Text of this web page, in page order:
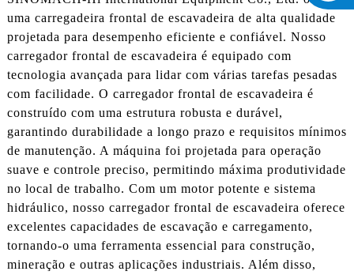
uma carregadeira frontal de escavadeira de alta qualidade
projetada para desempenho eficiente e confiável. Nosso
carregador frontal de escavadeira é equipado com
tecnologia avançada para lidar com várias tarefas pesadas
com facilidade. O carregador frontal de escavadeira é
construído com uma estrutura robusta e durável,
garantindo durabilidade a longo prazo e requisitos mínimos
de manutenção. A máquina foi projetada para operação
suave e controle preciso, permitindo máxima produtividade
no local de trabalho. Com um motor potente e sistema
hidráulico, nosso carregador frontal de escavadeira oferece
excelentes capacidades de escavação e carregamento,
tornando-o uma ferramenta essencial para construção,
mineração e outras aplicações industriais. Além disso,